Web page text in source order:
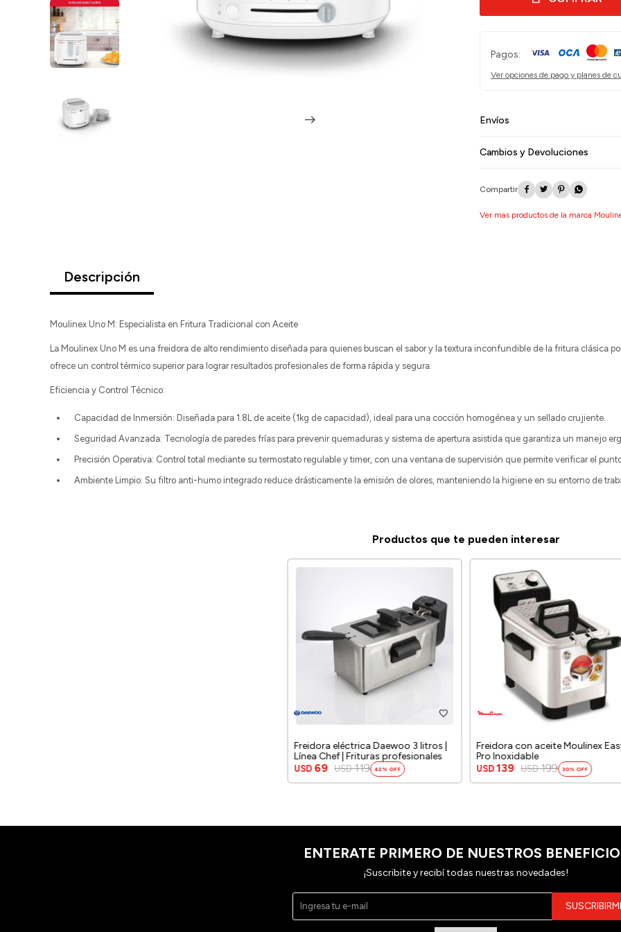
Pagos:
Ver opciones de pago y planes de
Envíos
Cambios y Devoluciones
   
Ver mas productos de la marca
Descripción
Moulinex Uno M: Especialista en Fritura Tradicional con Aceite
La Moulinex Uno M es una freidora de alto rendimiento diseñada para quienes buscan el sabor y la textura inconfundible de la fritura clásica
ofrece un control térmico superior para lograr resultados profesionales de forma rápida y segura.
Eficiencia y Control Técnico:
Capacidad de Inmersión: Diseñada para 1.8L de aceite (1kg de capacidad), ideal para una cocción homogénea y un sellado crujiente.
Seguridad Avanzada: Tecnología de paredes frías para prevenir quemaduras y sistema de apertura asistida que garantiza un manejo
Precisión Operativa: Control total mediante su termostato regulable y timer, con una ventana de supervisión que permite verificar el
Ambiente Limpio: Su filtro anti-humo integrado reduce drásticamente la emisión de olores, manteniendo la higiene en su entorno de
Productos que te pueden interesar
Freidora eléctrica Daewoo 3 litros |
Línea Chef | Frituras profesionales
USD 69 USD 119 42
Freidora con aceite Moulinex
Pro Inoxidable
USD 139 USD 199 30
ENTERATE PRIMERO DE NUESTROS
¡Suscribite y recibí todas nuestras novedades!